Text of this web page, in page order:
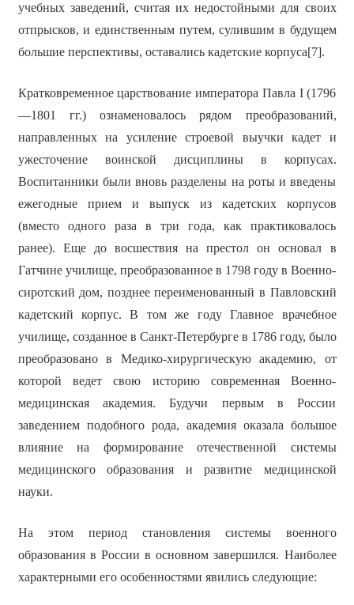
учебных заведений, считая их недостойными для своих
отпрысков, и единственным путем, сулившим в будущем
большие перспективы, оставались кадетские корпуса[7].
Кратковременное царствование императора Павла I (1796
—1801 гг.) ознаменовалось рядом преобразований,
направленных на усиление строевой выучки кадет и
ужесточение воинской дисциплины в корпусах.
Воспитанники были вновь разделены на роты и введены
ежегодные прием и выпуск из кадетских корпусов
(вместо одного раза в три года, как практиковалось
ранее). Еще до восшествия на престол он основал в
Гатчине училище, преобразованное в 1798 году в Военно-
сиротский дом, позднее переименованный в Павловский
кадетский корпус. В том же году Главное врачебное
училище, созданное в Санкт-Петербурге в 1786 году, было
преобразовано в Медико-хирургическую академию, от
которой ведет свою историю современная Военно-
медицинская академия. Будучи первым в России
заведением подобного рода, академия оказала большое
влияние на формирование отечественной системы
медицинского образования и развитие медицинской
науки.
На этом период становления системы военного
образования в России в основном завершился. Наиболее
характерными его особенностями явились следующие: